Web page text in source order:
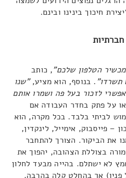
חיכוך בינינו ובינם.
הטלפון שלכם", כותב
תשרדו". בנוסף, הוא מציע,"שנו
לזכור בעל פה ושמרו אותם
על פתק בחדר העבודה אם
לביתי בלבד. בכל מקרה, הוא
– פייסבוק, אימייל, לינקדין,
את הביקור. הצורך להתחבר
בצוללת הצהובה, יהפוך את
לא ישתלם. בהייה מבעד לחלון
פניו) אך בהחלט קלה בהרבה.